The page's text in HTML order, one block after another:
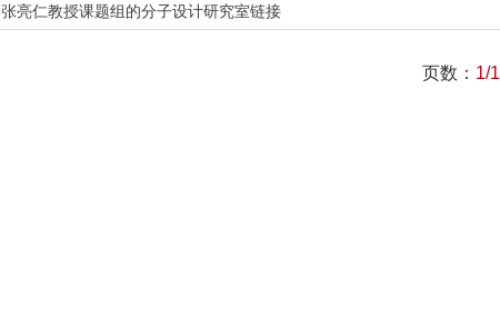
张亮仁教授课题组的分子设计研究室链接
页数： 1/1